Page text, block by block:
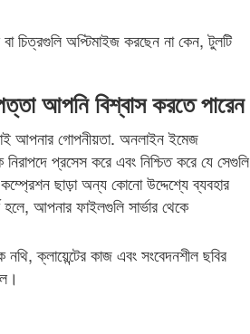
চিত্রগুলি অপ্টিমাইজ করছেন না কেন, টুলটি
আপনি বিশ্বাস করতে পারেন
আপনার গোপনীয়তা. অনলাইন ইমেজ
প্রসেস করে এবং নিশ্চিত করে যে সেগুলি
ছাড়া অন্য কোনো উদ্দেশ্যে ব্যবহার
হলে, আপনার ফাইলগুলি সার্ভার থেকে
ক্লায়েন্টের কাজ এবং সংবেদনশীল ছবির